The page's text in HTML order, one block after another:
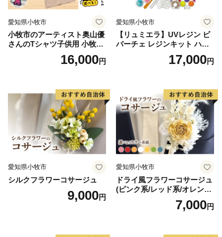
愛知県小牧市
小牧市のアーティスト奥山優
さんのTシャツ子供用 小牧市
16,000円
愛知県小牧市
【リュミエラ】UVレジン ビ
バーチェ レジンキット ハン
ドメイド レジンクラフト ア
クセサリーキット 手作り セ
17,000円
愛知県小牧市
シルクフラワーコサージュ
9,000円
愛知県小牧市
ドライ風フラワーコサージュ
(ピンク系/レッド系/オレンジ
系/ホワイト系/イエロー系/グ
リーン系/ブルー系）7,000円